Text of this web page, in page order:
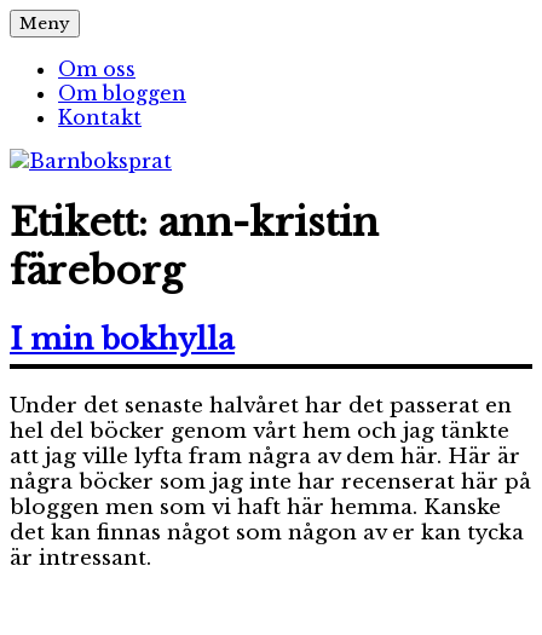
Hoppa
till
innehåll
Barnboksprat
– en blogg om barnböcker
Meny
Om oss
Om bloggen
Kontakt
Etikett: ann-kristin
färeborg
I min bokhylla
Under det senaste halvåret har det passerat en
hel del böcker genom vårt hem och jag tänkte
att jag ville lyfta fram några av dem här. Här är
några böcker som jag inte har recenserat här på
bloggen men som vi haft här hemma. Kanske
det kan finnas något som någon av er kan tycka
är intressant.